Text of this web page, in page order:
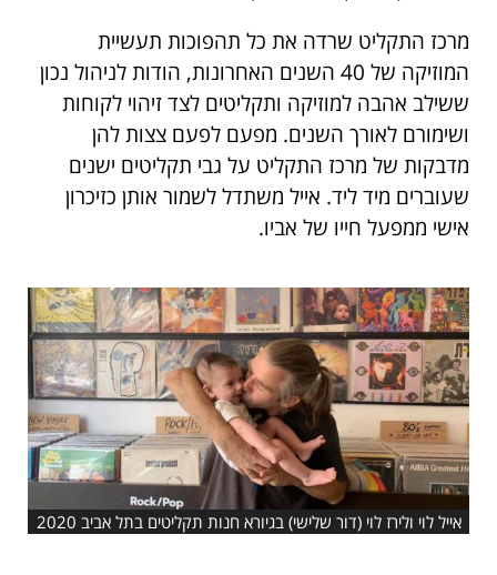
מרכז התקליט שרדה את כל תהפוכות תעשיית
המוזיקה של 40 השנים האחרונות, הודות לניהול נכון
ששילב אהבה למוזיקה ותקליטים לצד זיהוי לקוחות
ושימורם לאורך השנים. מפעם לפעם צצות להן
מדבקות של מרכז התקליט על גבי תקליטים ישנים
שעוברים מיד ליד. אייל משתדל לשמור אותן כזיכרון
אישי ממפעל חייו של אביו.
אייל לוי ולירז לוי (דור שלישי) בגיורא חנות תקליטים בתל אביב 2020